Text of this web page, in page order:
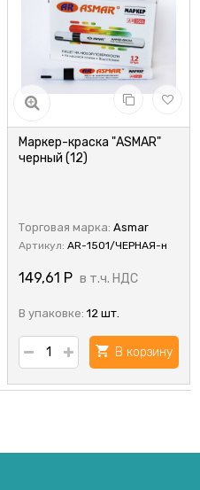
Маркер-краска "ASMAR"
черный (12)
Торговая марка: Asmar
Артикул: AR-1501/ЧЕРНАЯ-н
149,61 Р в т.ч. НДС
В упаковке: 12 шт.
В корзину